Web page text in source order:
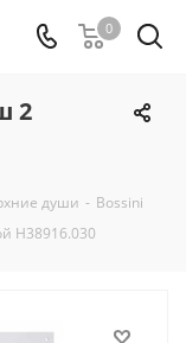
0
2
души - Bossini
H38916.030